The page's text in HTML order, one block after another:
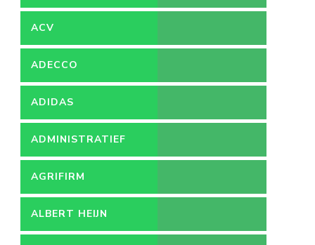
ACV
ADECCO
ADIDAS
ADMINISTRATIEF
MEDEWERKER
AGRIFIRM
ALBERT HEIJN